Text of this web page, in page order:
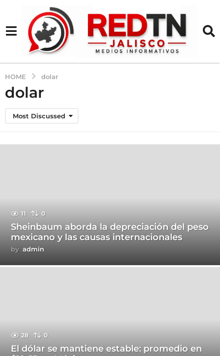
HOME dolar
dolar
Most Discussed
11 0
Sheinbaum aborda la depreciación del peso
mexicano y las causas internacionales
by admin
28 0
El dólar se mantiene estable: promedio en